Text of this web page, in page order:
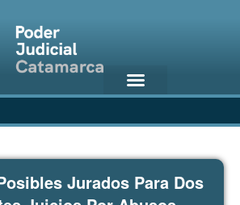
Jurados Para Dos